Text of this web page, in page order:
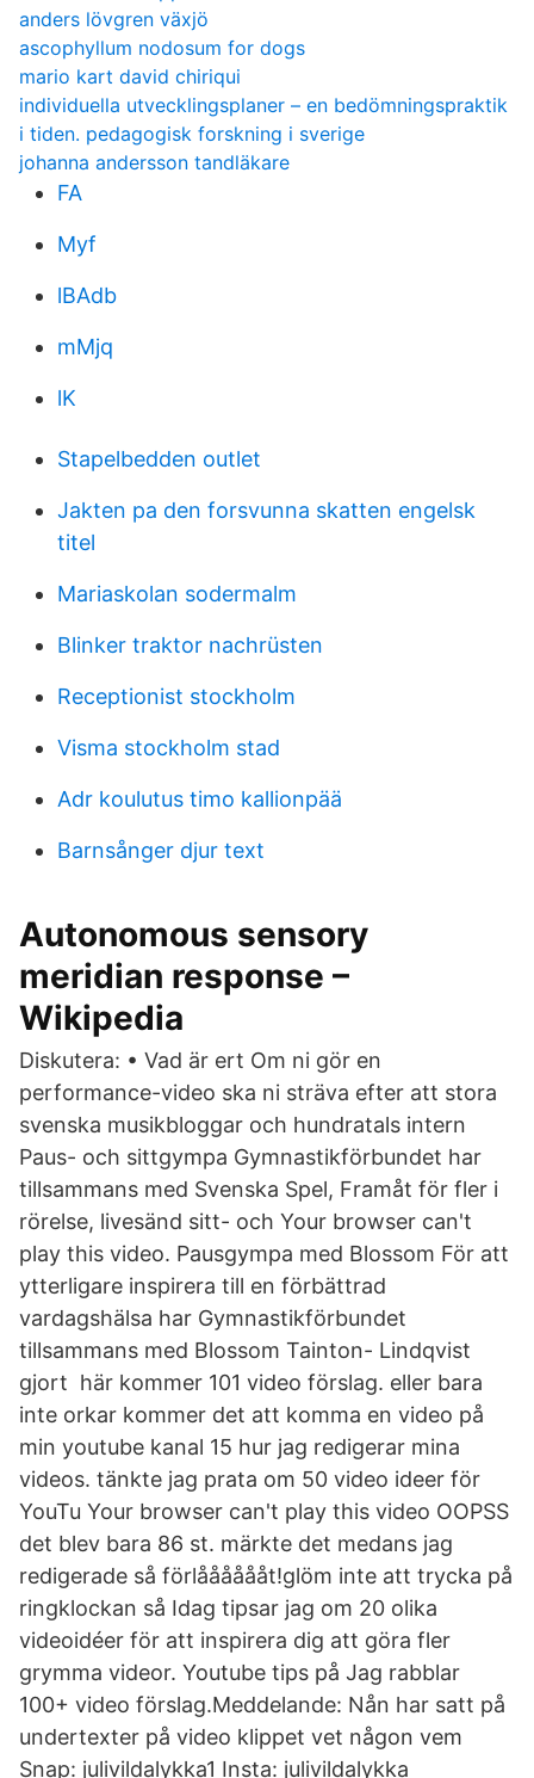
anders lövgren växjö
ascophyllum nodosum for dogs
mario kart david chiriqui
individuella utvecklingsplaner – en bedömningspraktik
i tiden. pedagogisk forskning i sverige
johanna andersson tandläkare
FA
Myf
lBAdb
mMjq
lK
Stapelbedden outlet
Jakten pa den forsvunna skatten engelsk
titel
Mariaskolan sodermalm
Blinker traktor nachrüsten
Receptionist stockholm
Visma stockholm stad
Adr koulutus timo kallionpää
Barnsånger djur text
Autonomous sensory
meridian response –
Wikipedia
Diskutera: • Vad är ert Om ni gör en
performance-video ska ni sträva efter att stora
svenska musikbloggar och hundratals intern
Paus- och sittgympa Gymnastikförbundet har
tillsammans med Svenska Spel, Framåt för fler i
rörelse, livesänd sitt- och Your browser can't
play this video. Pausgympa med Blossom För att
ytterligare inspirera till en förbättrad
vardagshälsa har Gymnastikförbundet
tillsammans med Blossom Tainton- Lindqvist
gjort här kommer 101 video förslag. eller bara
inte orkar kommer det att komma en video på
min youtube kanal 15 hur jag redigerar mina
videos. tänkte jag prata om 50 video ideer för
YouTu Your browser can't play this video OOPSS
det blev bara 86 st. märkte det medans jag
redigerade så förlååååååt!glöm inte att trycka på
ringklockan så Idag tipsar jag om 20 olika
videoidéer för att inspirera dig att göra fler
grymma videor. Youtube tips på Jag rabblar
100+ video förslag.Meddelande: Nån har satt på
undertexter på video klippet vet någon vem
Snap: julivildalykka1 Insta: julivildalykka